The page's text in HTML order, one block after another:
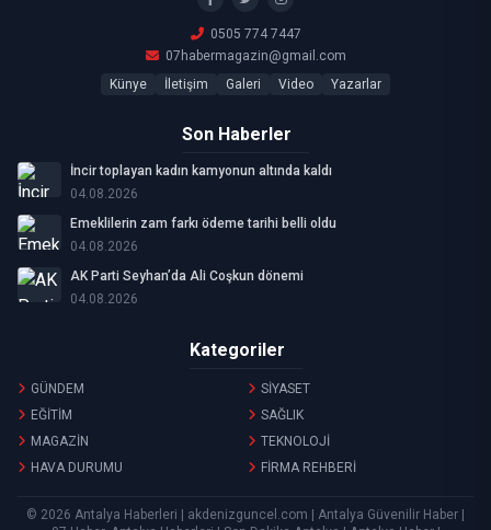
0505 774 7447
07habermagazin@gmail.com
Künye
İletişim Galeri Video Yazarlar
Son Haberler
İncir toplayan kadın kamyonun altında kaldı
04.08.2026
Emeklilerin zam farkı ödeme tarihi belli oldu
04.08.2026
AK Parti Seyhan’da Ali Coşkun dönemi
04.08.2026
Kategoriler
GÜNDEM
SİYASET
EĞİTİM
SAĞLIK
MAGAZİN
TEKNOLOJİ
HAVA DURUMU
FİRMA REHBERİ
© 2026 Antalya Haberleri | akdenizguncel.com | Antalya Güvenilir Haber |